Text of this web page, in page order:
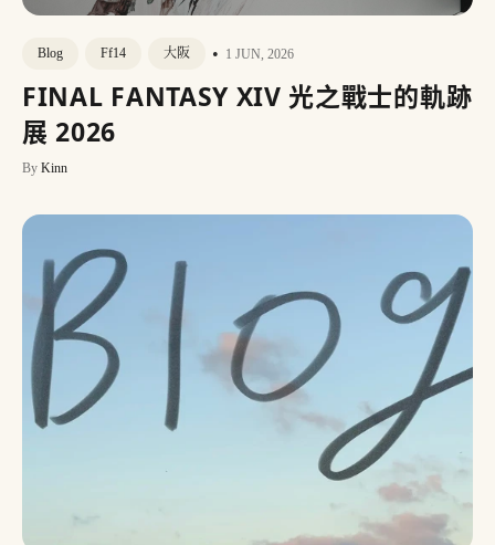
Blog Ff14 大阪 • 1 JUN, 2026
FINAL FANTASY XIV 光之戰士的軌跡
展 2026
By Kinn